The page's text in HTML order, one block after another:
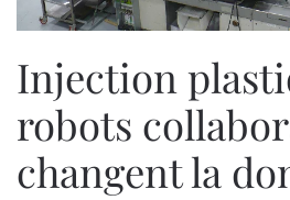
Injection
robots
changent la